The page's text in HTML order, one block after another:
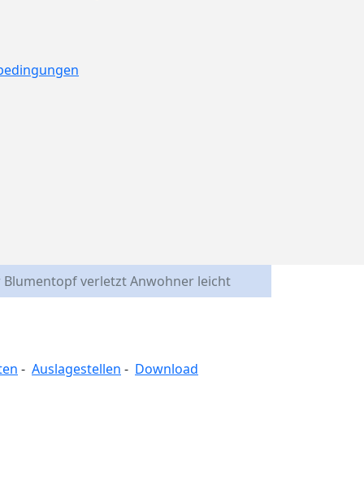
Blumentopf verletzt Anwohner leicht
- Auslagestellen - Download